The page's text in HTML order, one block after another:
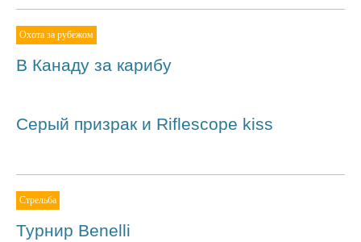
Охота за рубежом
В Канаду за карибу
Серый призрак и Riflescope kiss
Стрельба
Турнир Benelli